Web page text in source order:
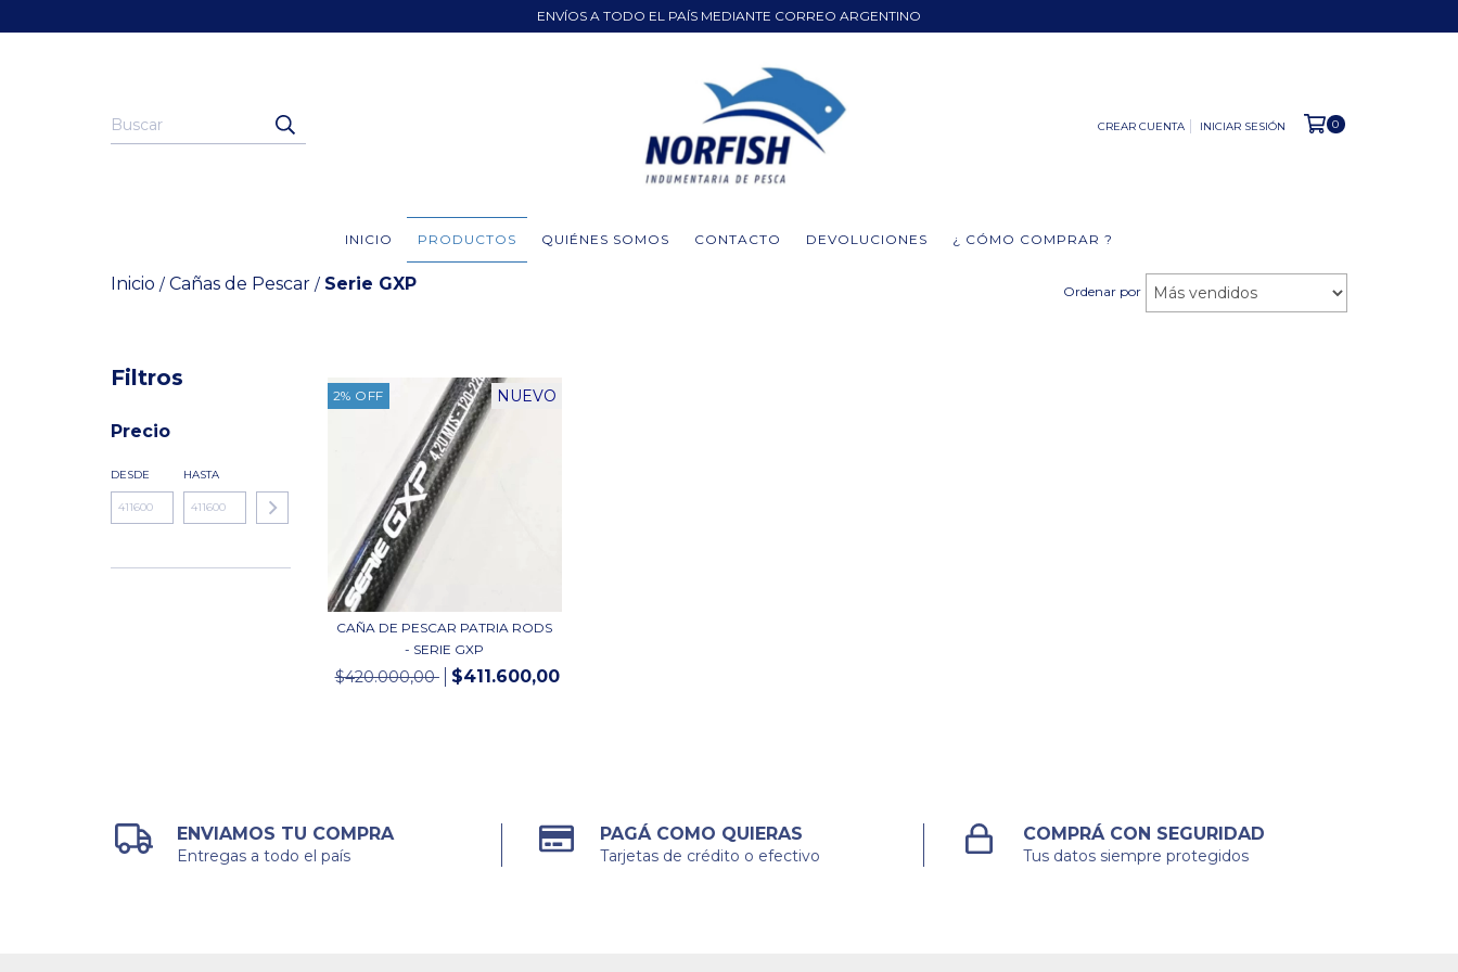
ENVÍOS A TODO EL PAÍS MEDIANTE CORREO ARGENTINO
CREAR CUENTA INICIAR SESIÓN 0
INICIO PRODUCTOS QUIÉNES SOMOS CONTACTO DEVOLUCIONES ¿ CÓMO COMPRAR ?
Inicio / Cañas de Pescar / Serie GXP Ordenar por
Filtros
Precio
DESDE HASTA
2% OFF NUEVO
CAÑA DE PESCAR PATRIA RODS
- SERIE GXP
$420.000,00 $411.600,00
ENVIAMOS TU COMPRA
Entregas a todo el país
PAGÁ COMO QUIERAS
Tarjetas de crédito o efectivo
COMPRÁ CON SEGURIDAD
Tus datos siempre protegidos